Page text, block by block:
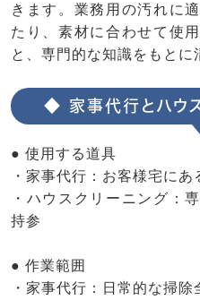
きます。業務用の汚れに
たり、素材に合わせて使
と、専門的な知識をもとに
◆ 家事代行とハウ
● 使用する道具
・家事代行：お客様宅にあ
・ハウスクリーニング：
持参
● 作業範囲
・家事代行：日常的な掃除